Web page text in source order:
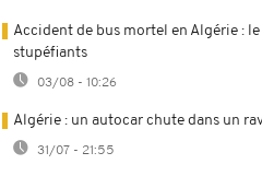
Accident de bus mortel en Algérie :
stupéfiants
03/08 - 10:26
Algérie : un autocar chute dans un
31/07 - 21:55